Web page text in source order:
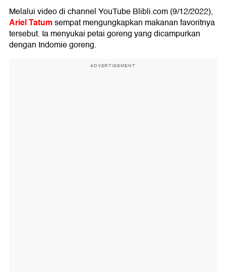
Melalui video di channel YouTube Blibli.com (9/12/2022),
Ariel Tatumsempat mengungkapkan makanan favoritnya
tersebut. Ia menyukai petai goreng yang dicampurkan
dengan Indomie goreng.
ADVERTISEMENT